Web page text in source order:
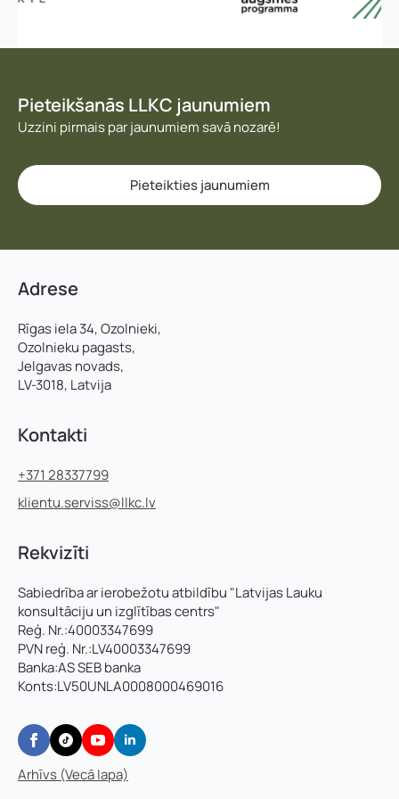
Pieteikšanās LLKC jaunumiem
Uzzini pirmais par jaunumiem savā nozarē!
Pieteikties jaunumiem
Adrese
Rīgas iela 34, Ozolnieki,
Ozolnieku pagasts,
Jelgavas novads,
LV-3018, Latvija
Kontakti
+371 28337799
klientu.serviss@llkc.lv
Rekvizīti
Sabiedrība ar ierobežotu atbildību "Latvijas Lauku
konsultāciju un izglītības centrs"
Reģ. Nr.:40003347699
PVN reģ. Nr.:LV40003347699
Banka:AS SEB banka
Konts:LV50UNLA0008000469016
Arhīvs (Vecā lapa)
u
*
K
o
t
a
k
ā
r
n
i
s